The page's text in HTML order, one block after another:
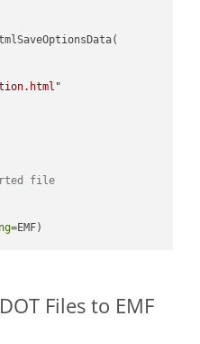
file
=EMF)
Files to EMF